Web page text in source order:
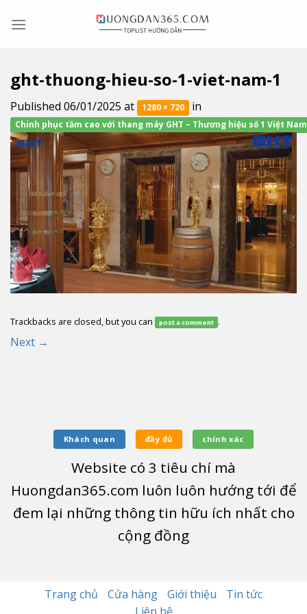
ght-thuong-hieu-so-1-viet-nam-1
Published 06/01/2025 at 1280 × 720 in
Chinh phục tầm cao với thang máy GHT – Thương hiệu số 1 Việt Nam
Trackbacks are closed, but you can post a comment .
Next →
Khách quan đầy đủ chính xác
Website có 3 tiêu chí mà
Huongdan365.com luôn luôn hướng tới để
đem lại những thông tin hữu ích nhất cho
cộng đồng
Trang chủ Cửa hàng Giới thiệu
Tin tức